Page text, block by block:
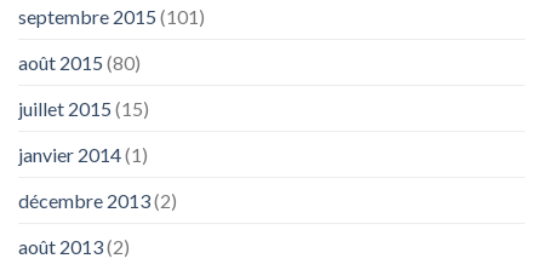
septembre 2015 (101)
août 2015 (80)
juillet 2015 (15)
janvier 2014(1)
décembre 2013(2)
août 2013(2)